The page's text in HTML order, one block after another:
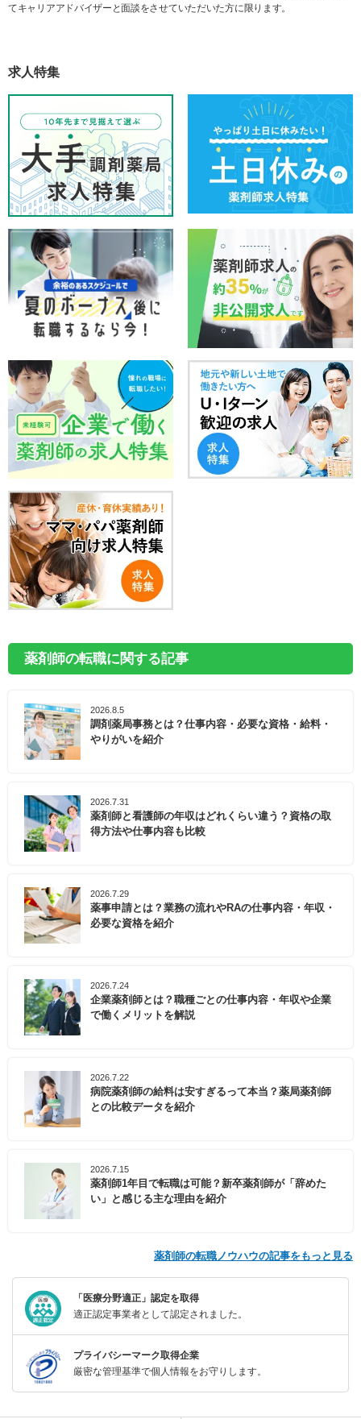
てキャリアアドバイザーと面談をさせていただいた方に限ります。
求人特集
薬剤師の転職に関する記事
2026.8.5
調剤薬局事務とは？仕事内容・必要な資格・給料・
やりがいを紹介
2026.7.31
薬剤師と看護師の年収はどれくらい違う？資格の取
得方法や仕事内容も比較
2026.7.29
薬事申請とは？業務の流れやRAの仕事内容・年収・
必要な資格を紹介
2026.7.24
企業薬剤師とは？職種ごとの仕事内容・年収や企業
で働くメリットを解説
2026.7.22
病院薬剤師の給料は安すぎるって本当？薬局薬剤師
との比較データを紹介
2026.7.15
薬剤師1年目で転職は可能？新卒薬剤師が「辞めた
い」と感じる主な理由を紹介
薬剤師の転職ノウハウの記事をもっと見る
「医療分野適正」認定を取得
適正認定事業者として認定されました。
プライバシーマーク取得企業
厳密な管理基準で個人情報をお守りします。